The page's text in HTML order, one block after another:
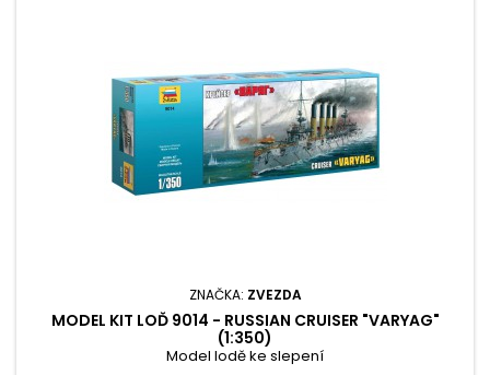
ZNAČKA: ZVEZDA
MODEL KIT LOĎ 9014 - RUSSIAN CRUISER "VARYAG"
(1:350)
Model lodě ke slepení